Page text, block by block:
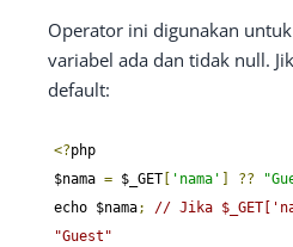
Operator ini digunakan
variabel ada dan tidak null.
default:
<?php
$nama = $_GET 'nama' ??
echo $nama;
// Jika
"Guest"